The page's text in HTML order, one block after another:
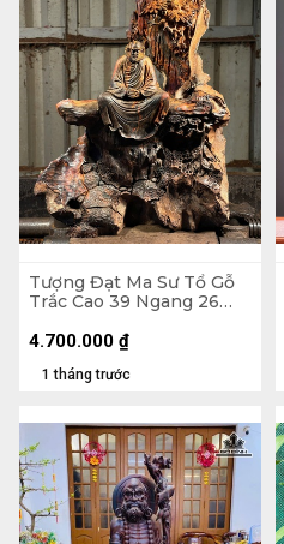
Tượng Đạt Ma Sư Tổ Gỗ
Trắc Cao 39 Ngang 26
1 tháng trước
4.700.000 ₫